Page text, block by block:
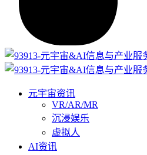
元宇宙资讯
VR/AR/MR
沉浸娱乐
虚拟人
AI资讯